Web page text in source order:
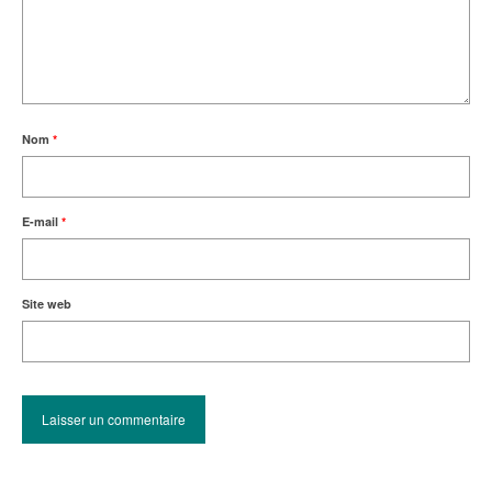
Nom *
E-mail *
Site web